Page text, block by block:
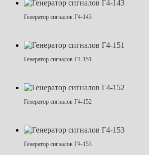
Генератор сигналов Г4-143
Генератор сигналов Г4-151
Генератор сигналов Г4-152
Генератор сигналов Г4-153